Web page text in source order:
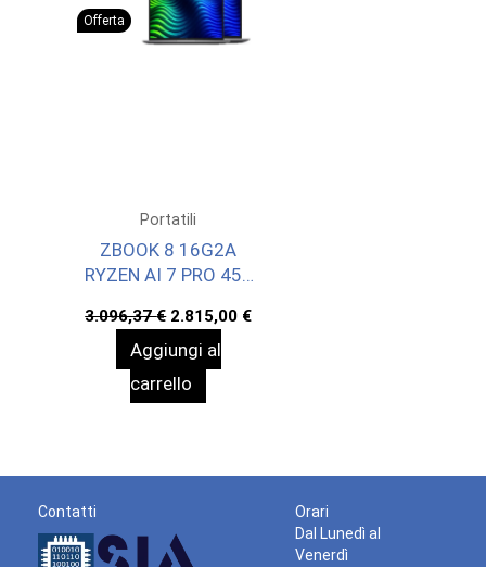
Offerta
Portatili
ZBOOK 8 16G2A
RYZEN AI 7 PRO 450
3.096,37€ Il
prezzo
originale
3.096,37 €.
2.815,00 €Il
prezzo
Aggiungi al
carrello
Contatti
Orari
Dal Lunedì al
Venerdì